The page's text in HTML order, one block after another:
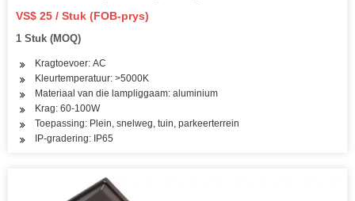
60W/80W90W/100W/120W/150W/180W/200W
VS$ 25 / Stuk (FOB-prys)
1 Stuk (MOQ)
Kragtoevoer: AC
Kleurtemperatuur: >5000K
Materiaal van die lampliggaam: aluminium
Krag: 60-100W
Toepassing: Plein, snelweg, tuin, parkeerterrein
IP-gradering: IP65